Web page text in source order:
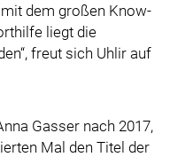
dem großen Know-
liegt die
freut sich Uhlir auf
Gasser nach 2017,
Mal den Titel der